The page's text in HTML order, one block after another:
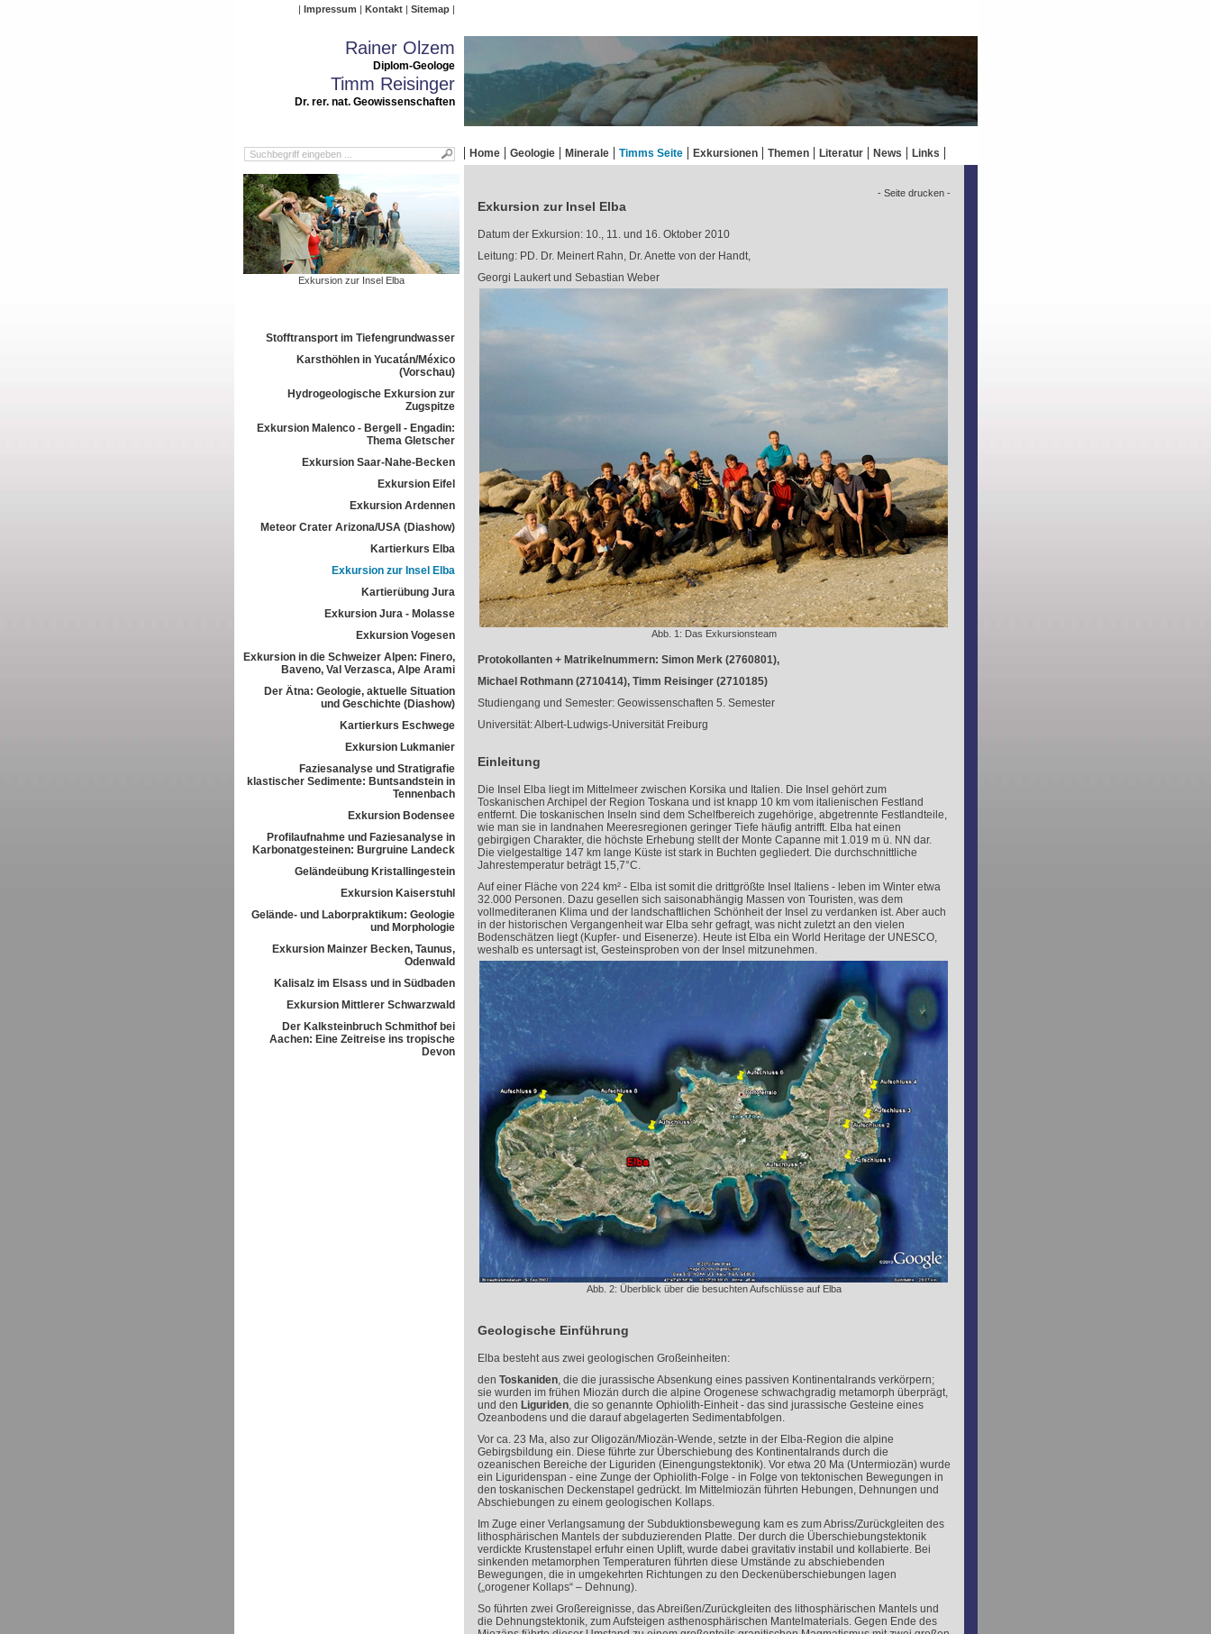
Impressum Kontakt Sitemap
Rainer Olzem
Diplom-Geologe
Timm Reisinger
Dr. rer. nat. Geowissenschaften
Home Geologie Minerale Timms Seite Exkursionen Themen Literatur News Links
Exkursion zur Insel Elba
Stofftransport im Tiefengrundwasser
Karsthöhlen in Yucatán/México
(Vorschau)
Hydrogeologische Exkursion zur
Zugspitze
Exkursion Malenco - Bergell - Engadin:
Thema Gletscher
Exkursion Saar-Nahe-Becken
Exkursion Eifel
Exkursion Ardennen
Meteor Crater Arizona/USA (Diashow)
Kartierkurs Elba
Exkursion zur Insel Elba
Kartierübung Jura
Exkursion Jura - Molasse
Exkursion Vogesen
Exkursion in die Schweizer Alpen: Finero,
Baveno, Val Verzasca, Alpe Arami
Der Ätna: Geologie, aktuelle Situation
und Geschichte (Diashow)
Kartierkurs Eschwege
Exkursion Lukmanier
Faziesanalyse und Stratigrafie
klastischer Sedimente: Buntsandstein in
Tennenbach
Exkursion Bodensee
Profilaufnahme und Faziesanalyse in
Karbonatgesteinen: Burgruine Landeck
Geländeübung Kristallingestein
Exkursion Kaiserstuhl
Gelände- und Laborpraktikum: Geologie
und Morphologie
Exkursion Mainzer Becken, Taunus,
Odenwald
Kalisalz im Elsass und in Südbaden
Exkursion Mittlerer Schwarzwald
Der Kalksteinbruch Schmithof bei
Aachen: Eine Zeitreise ins tropische
Devon
- Seite drucken -
Exkursion zur Insel Elba
Datum der Exkursion: 10., 11. und 16. Oktober 2010
Leitung: PD. Dr. Meinert Rahn, Dr. Anette von der Handt,
Georgi Laukert und Sebastian Weber
Abb. 1: Das Exkursionsteam
Protokollanten + Matrikelnummern: Simon Merk (2760801),
Michael Rothmann (2710414), Timm Reisinger (2710185)
Studiengang und Semester: Geowissenschaften 5. Semester
Universität: Albert-Ludwigs-Universität Freiburg
Einleitung
Die Insel Elba liegt im Mittelmeer zwischen Korsika und Italien. Die Insel gehört zum
Toskanischen Archipel der Region Toskana und ist knapp 10 km vom italienischen Festland
entfernt. Die toskanischen Inseln sind dem Schelfbereich zugehörige, abgetrennte Festlandteile,
wie man sie in landnahen Meeresregionen geringer Tiefe häufig antrifft. Elba hat einen
gebirgigen Charakter, die höchste Erhebung stellt der Monte Capanne mit 1.019 m ü. NN dar.
Die vielgestaltige 147 km lange Küste ist stark in Buchten gegliedert. Die durchschnittliche
Jahrestemperatur beträgt 15,7°C.
Auf einer Fläche von 224 km² - Elba ist somit die drittgrößte Insel Italiens - leben im Winter etwa
32.000 Personen. Dazu gesellen sich saisonabhängig Massen von Touristen, was dem
vollmediteranen Klima und der landschaftlichen Schönheit der Insel zu verdanken ist. Aber auch
in der historischen Vergangenheit war Elba sehr gefragt, was nicht zuletzt an den vielen
Bodenschätzen liegt (Kupfer- und Eisenerze). Heute ist Elba ein World Heritage der UNESCO,
weshalb es untersagt ist, Gesteinsproben von der Insel mitzunehmen.
Abb. 2: Überblick über die besuchten Aufschlüsse auf Elba
Geologische Einführung
Elba besteht aus zwei geologischen Großeinheiten:
den Toskaniden, die die jurassische Absenkung eines passiven Kontinentalrands verkörpern;
sie wurden im frühen Miozän durch die alpine Orogenese schwachgradig metamorph überprägt,
und den Liguriden, die so genannte Ophiolith-Einheit - das sind jurassische Gesteine eines
Ozeanbodens und die darauf abgelagerten Sedimentabfolgen.
Vor ca. 23 Ma, also zur Oligozän/Miozän-Wende, setzte in der Elba-Region die alpine
Gebirgsbildung ein. Diese führte zur Überschiebung des Kontinentalrands durch die
ozeanischen Bereiche der Liguriden (Einengungstektonik). Vor etwa 20 Ma (Untermiozän) wurde
ein Liguridenspan - eine Zunge der Ophiolith-Folge - in Folge von tektonischen Bewegungen in
den toskanischen Deckenstapel gedrückt. Im Mittelmiozän führten Hebungen, Dehnungen und
Abschiebungen zu einem geologischen Kollaps.
Im Zuge einer Verlangsamung der Subduktionsbewegung kam es zum Abriss/Zurückgleiten des
lithosphärischen Mantels der subduzierenden Platte. Der durch die Überschiebungstektonik
verdickte Krustenstapel erfuhr einen Uplift, wurde dabei gravitativ instabil und kollabierte. Bei
sinkenden metamorphen Temperaturen führten diese Umstände zu abschiebenden
Bewegungen, die in umgekehrten Richtungen zu den Deckenüberschiebungen lagen
(„orogener Kollaps“ – Dehnung).
So führten zwei Großereignisse, das Abreißen/Zurückgleiten des lithosphärischen Mantels und
die Dehnungstektonik, zum Aufsteigen asthenosphärischen Mantelmaterials. Gegen Ende des